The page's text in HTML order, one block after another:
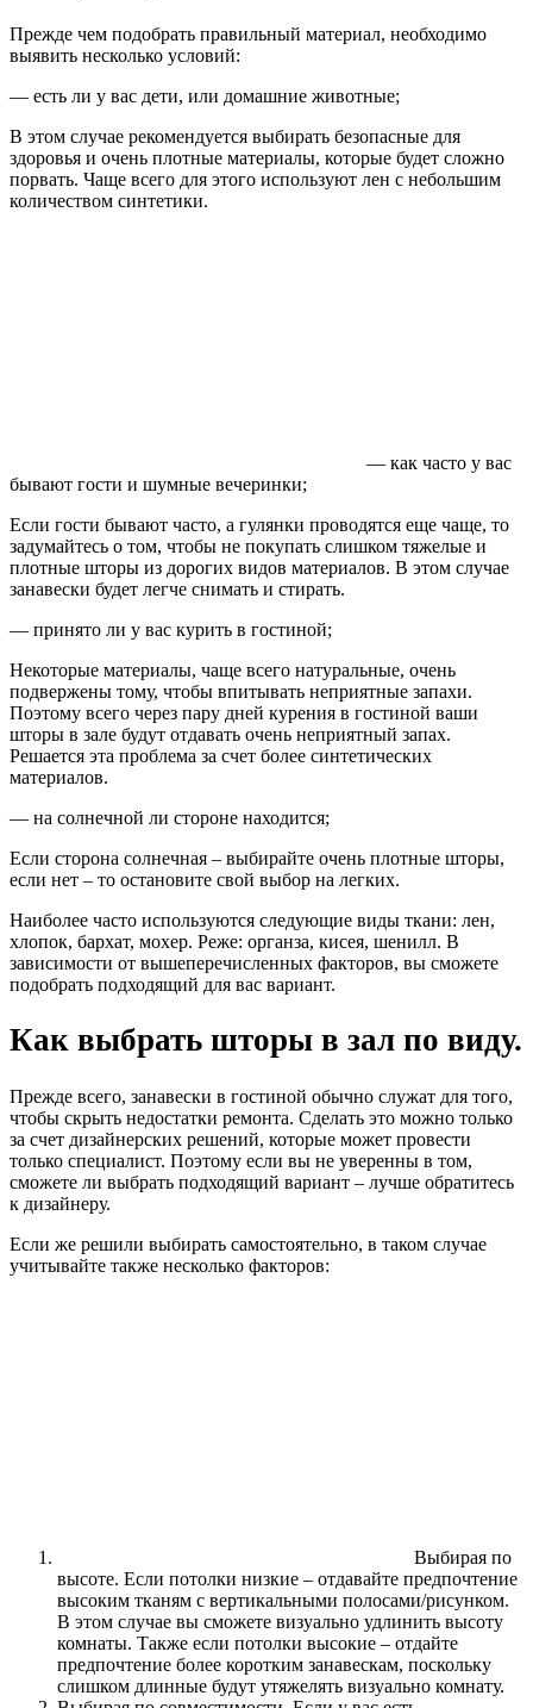
Прежде чем подобрать правильный материал, необходимо
выявить несколько условий:
— есть ли у вас дети, или домашние животные;
В этом случае рекомендуется выбирать безопасные для
здоровья и очень плотные материалы, которые будет сложно
порвать. Чаще всего для этого используют лен с небольшим
количеством синтетики.
— как часто у вас
бывают гости и шумные вечеринки;
Если гости бывают часто, а гулянки проводятся еще чаще, то
задумайтесь о том, чтобы не покупать слишком тяжелые и
плотные шторы из дорогих видов материалов. В этом случае
занавески будет легче снимать и стирать.
— принято ли у вас курить в гостиной;
Некоторые материалы, чаще всего натуральные, очень
подвержены тому, чтобы впитывать неприятные запахи.
Поэтому всего через пару дней курения в гостиной ваши
шторы в зале будут отдавать очень неприятный запах.
Решается эта проблема за счет более синтетических
материалов.
— на солнечной ли стороне находится;
Если сторона солнечная – выбирайте очень плотные шторы,
если нет – то остановите свой выбор на легких.
Наиболее часто используются следующие виды ткани: лен,
хлопок, бархат, мохер. Реже: органза, кисея, шенилл. В
зависимости от вышеперечисленных факторов, вы сможете
подобрать подходящий для вас вариант.
Как выбрать шторы в зал по виду.
Прежде всего, занавески в гостиной обычно служат для того,
чтобы скрыть недостатки ремонта. Сделать это можно только
за счет дизайнерских решений, которые может провести
только специалист. Поэтому если вы не уверенны в том,
сможете ли выбрать подходящий вариант – лучше обратитесь
к дизайнеру.
Если же решили выбирать самостоятельно, в таком случае
учитывайте также несколько факторов:
Выбирая по
высоте. Если потолки низкие – отдавайте предпочтение
высоким тканям с вертикальными полосами/рисунком.
В этом случае вы сможете визуально удлинить высоту
комнаты. Также если потолки высокие – отдайте
предпочтение более коротким занавескам, поскольку
слишком длинные будут утяжелять визуально комнату.